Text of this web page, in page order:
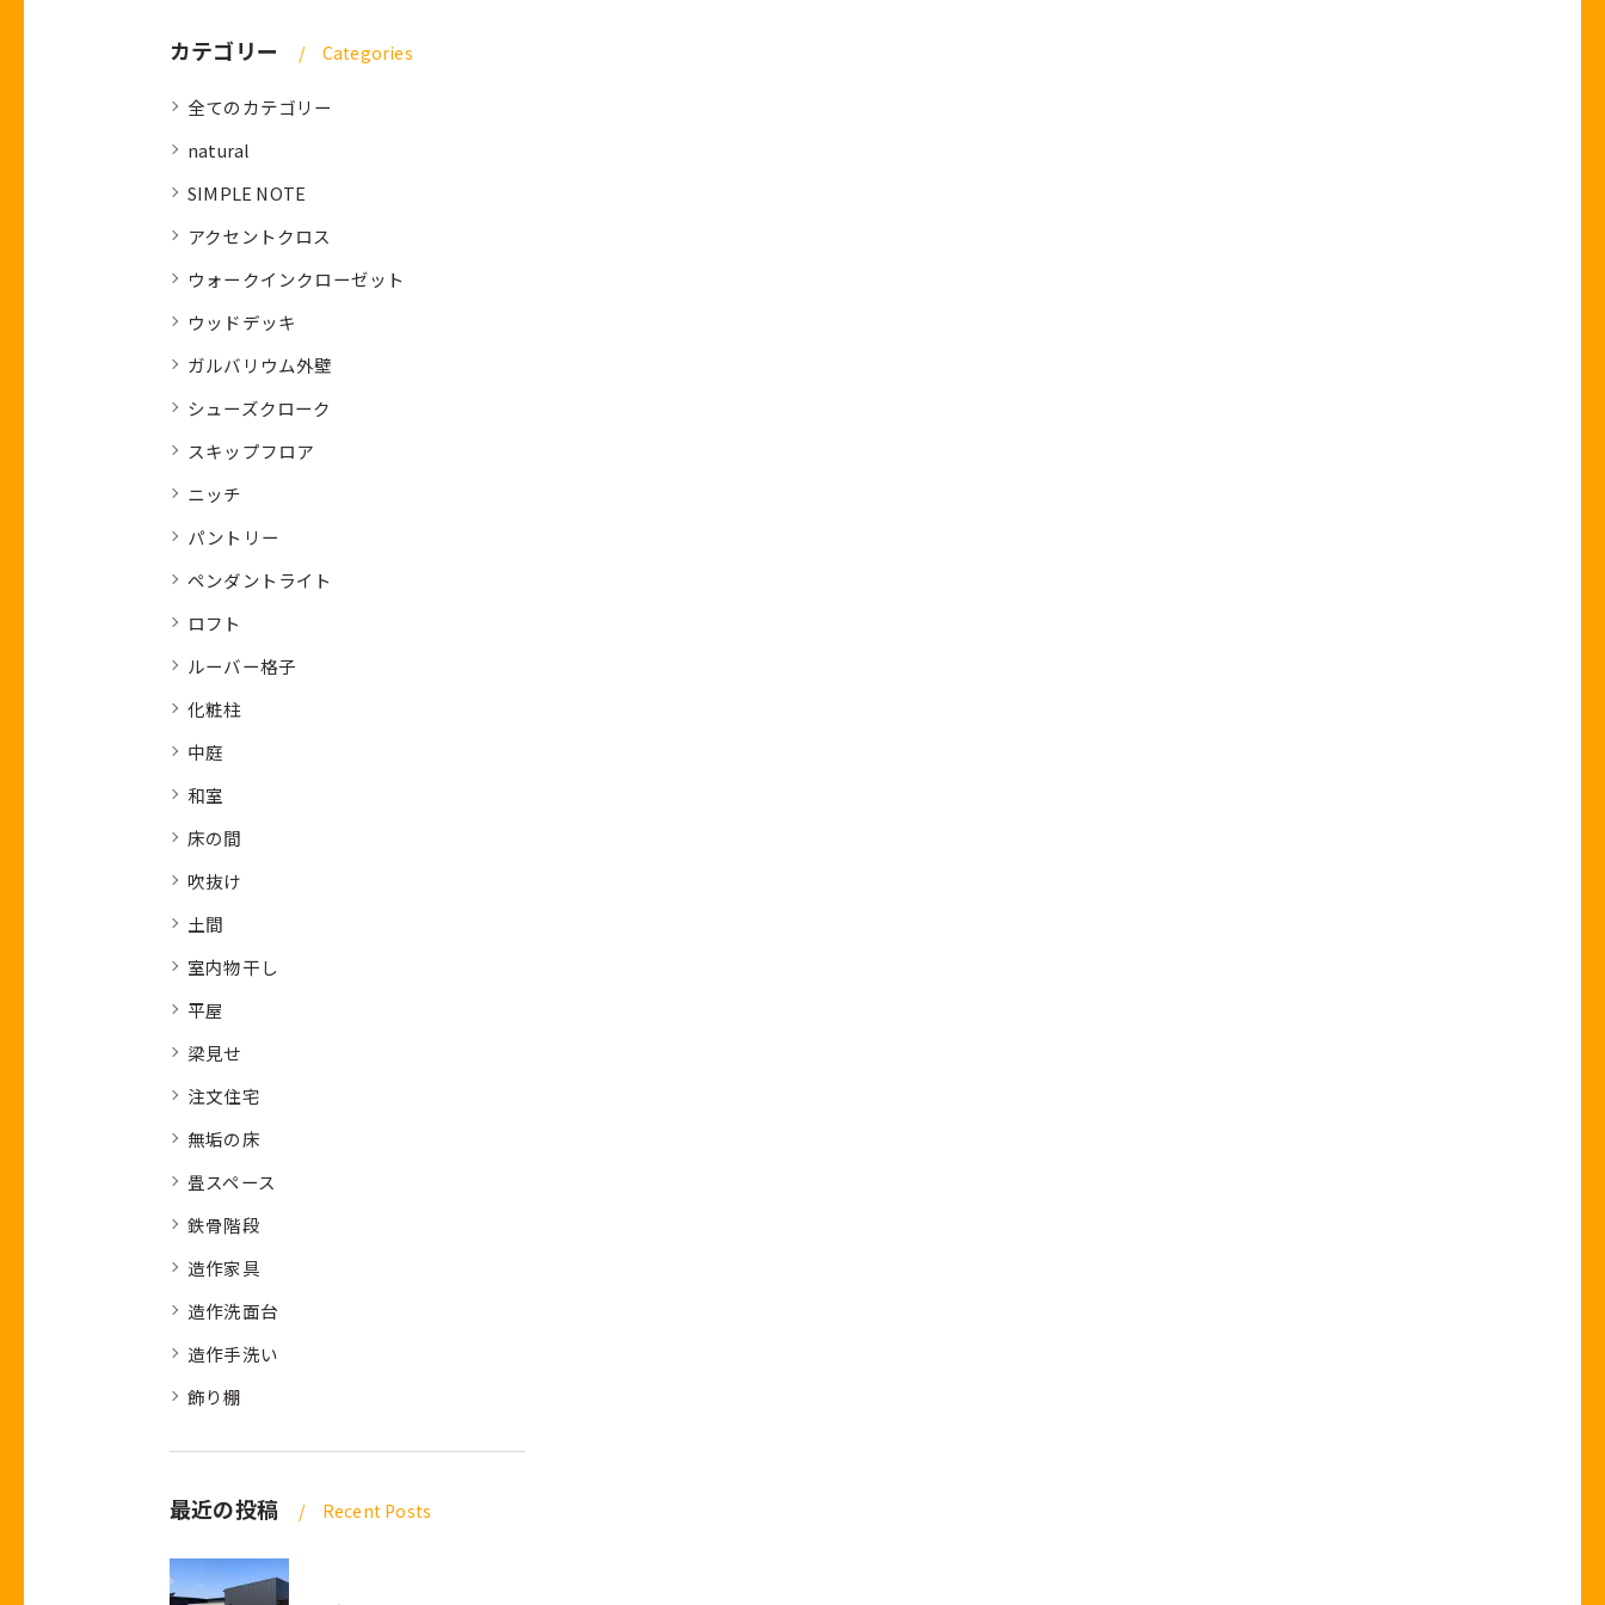
カテゴリー Categories
全てのカテゴリー
natural
SIMPLE NOTE
アクセントクロス
ウォークインクローゼット
ウッドデッキ
ガルバリウム外壁
シューズクローク
スキップフロア
ニッチ
パントリー
ペンダントライト
ロフト
ルーバー格子
化粧柱
中庭
和室
床の間
吹抜け
土間
室内物干し
平屋
梁見せ
注文住宅
無垢の床
畳スペース
鉄骨階段
造作家具
造作洗面台
造作手洗い
飾り棚
最近の投稿 Recent Posts